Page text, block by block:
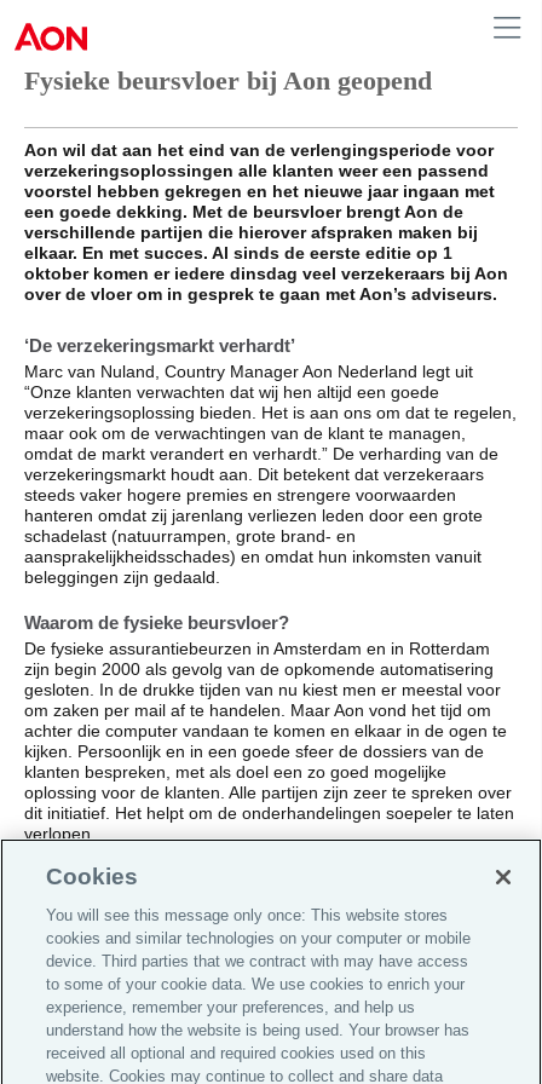
Fysieke beursvloer bij Aon geopend
Aon wil dat aan het eind van de verlengingsperiode voor
verzekeringsoplossingen alle klanten weer een passend
voorstel hebben gekregen en het nieuwe jaar ingaan met
een goede dekking. Met de beursvloer brengt Aon de
verschillende partijen die hierover afspraken maken bij
elkaar. En met succes. Al sinds de eerste editie op 1
oktober komen er iedere dinsdag veel verzekeraars bij Aon
over de vloer om in gesprek te gaan met Aon’s adviseurs.
‘De verzekeringsmarkt verhardt’
Marc van Nuland, Country Manager Aon Nederland legt uit
“Onze klanten verwachten dat wij hen altijd een goede
verzekeringsoplossing bieden. Het is aan ons om dat te regelen,
maar ook om de verwachtingen van de klant te managen,
omdat de markt verandert en verhardt.” De verharding van de
verzekeringsmarkt houdt aan. Dit betekent dat verzekeraars
steeds vaker hogere premies en strengere voorwaarden
hanteren omdat zij jarenlang verliezen leden door een grote
schadelast (natuurrampen, grote brand- en
aansprakelijkheidsschades) en omdat hun inkomsten vanuit
beleggingen zijn gedaald.
Waarom de fysieke beursvloer?
De fysieke assurantiebeurzen in Amsterdam en in Rotterdam
zijn begin 2000 als gevolg van de opkomende automatisering
gesloten. In de drukke tijden van nu kiest men er meestal voor
om zaken per mail af te handelen. Maar Aon vond het tijd om
achter die computer vandaan te komen en elkaar in de ogen te
kijken. Persoonlijk en in een goede sfeer de dossiers van de
klanten bespreken, met als doel een zo goed mogelijke
oplossing voor de klanten. Alle partijen zijn zeer te spreken over
dit initiatief. Het helpt om de onderhandelingen soepeler te laten
verlopen.
Meer lezen over de verharding van de verzekeringsmarkt kan
Global Home
Informatie voor investeerders
Cookies
You will see this message only once: This website stores
cookies and similar technologies on your computer or mobile
device. Third parties that we contract with may have access
to some of your cookie data. We use cookies to enrich your
experience, remember your preferences, and help us
understand how the website is being used. Your browser has
received all optional and required cookies used on this
website. Cookies may continue to collect and share data